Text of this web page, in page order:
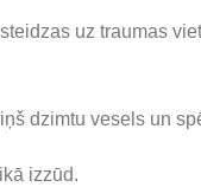
uz traumas
dzimtu vesels un
izzūd.